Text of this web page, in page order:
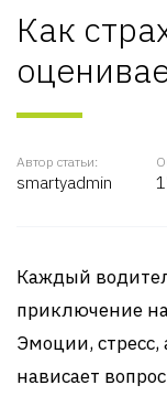
Как
Автор статьи:
smartyadmin
Каждый
приключение
Эмоции, стресс,
нависает